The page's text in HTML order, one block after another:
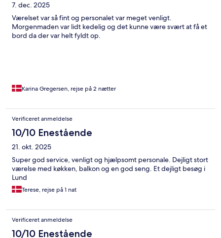
7. dec. 2025
Værelset var så fint og personalet var meget venligt.
Morgenmaden var lidt kedelig og det kunne være svært at få et
bord da der var helt fyldt op.
Karina Gregersen, rejse på 2 nætter
Verificeret anmeldelse
10/10 Enestående
21. okt. 2025
Super god service, venligt og hjælpsomt personale. Dejligt stort
værelse med køkken, balkon og en god seng. Et dejligt besøg i
Lund
Terese, rejse på 1 nat
Verificeret anmeldelse
10/10 Enestående